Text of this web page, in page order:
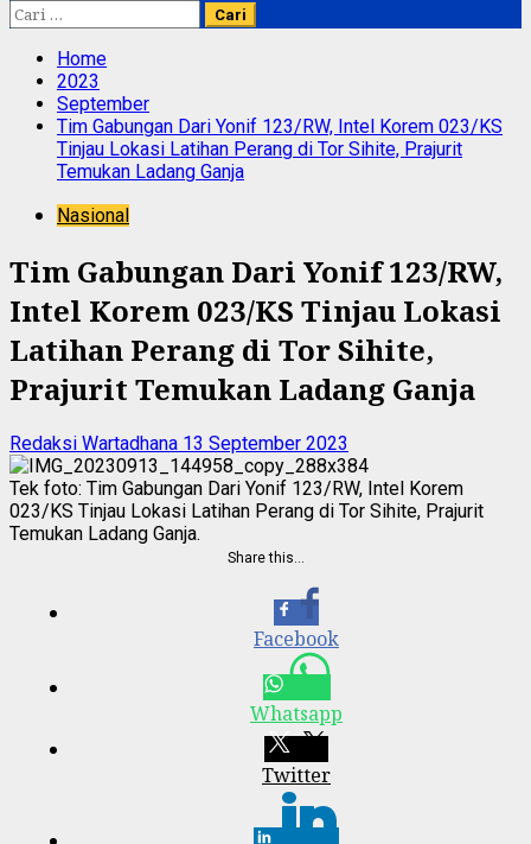
Cari
untuk:
Home
2023
September
Tim Gabungan Dari Yonif 123/RW, Intel Korem 023/KS
Tinjau Lokasi Latihan Perang di Tor Sihite, Prajurit
Temukan Ladang Ganja
Nasional
Tim Gabungan Dari Yonif 123/RW,
Intel Korem 023/KS Tinjau Lokasi
Latihan Perang di Tor Sihite,
Prajurit Temukan Ladang Ganja
Redaksi Wartadhana 13 September 2023
Tek foto: Tim Gabungan Dari Yonif 123/RW, Intel Korem
023/KS Tinjau Lokasi Latihan Perang di Tor Sihite, Prajurit
Temukan Ladang Ganja.
Share this…
Facebook
Whatsapp
Twitter